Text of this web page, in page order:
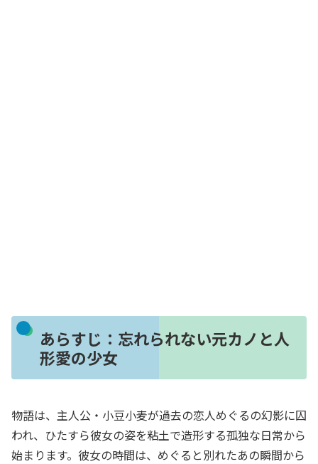
あらすじ：忘れられない元カノと人
形愛の少女
物語は、主人公・小豆小麦が過去の恋人めぐるの幻影に囚
われ、ひたすら彼女の姿を粘土で造形する孤独な日常から
始まります。彼女の時間は、めぐると別れたあの瞬間から